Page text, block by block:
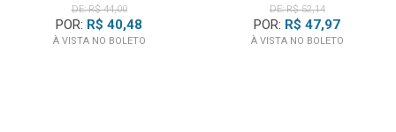
DE: R$ 44,00
POR: R$ 40,48
À VISTA NO BOLETO
DE: R$ 52,14
POR: R$ 47,97
À VISTA NO BOLETO